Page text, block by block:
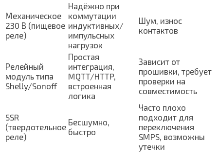
Механическое
230 В (пищевое
реле)
Надёжно при
коммутации
индуктивных/
импульсных
нагрузок
Шум, износ
контактов
Релейный
модуль типа
Shelly/Sonoff
Простая
интеграция,
MQTT/HTTP,
встроенная
логика
Зависит от
прошивки, требует
проверки на
совместимость
SSR
(твердотельное
реле)
Бесшумно,
быстро
Часто плохо
подходит для
переключения
SMPS, возможны
утечки